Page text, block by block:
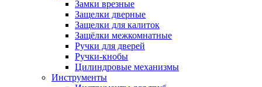
Замки врезные
Защелки дверные
Защелки для калиток
Защёлки межкомнатные
Ручки для дверей
Ручки-кнобы
Цилиндровые механизмы
Инструменты